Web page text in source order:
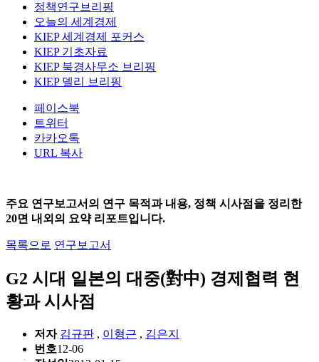
정책연구브리핑
오늘의 세계경제
KIEP 세계경제 포커스
KIEP 기초자료
KIEP 북경사무소 브리핑
KIEP 델리 브리핑
페이스북
트위터
카카오톡
URL 복사
주요 연구보고서의 연구 목적과 내용, 정책 시사점을 정리한
20면 내외의 요약 리포트입니다.
목록으로 연구보고서
G2 시대 일본의 대중(對中) 경제협력 현
황과 시사점
저자 김규판 , 이형근 , 김은지
번호12-06